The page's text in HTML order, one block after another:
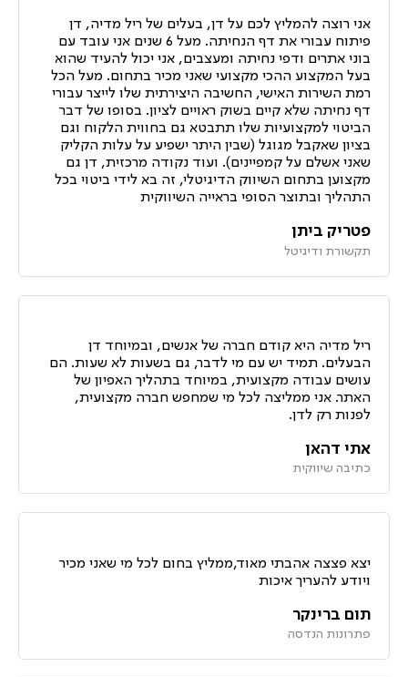
אני רוצה להמליץ לכם על דן, בעלים של ריל מדיה, דן
פיתוח עבורי את דף הנחיתה. מעל 6 שנים אני עובד עם
בוני אתרים ודפי נחיתה ומעצבים, אני יכול להעיד שהוא
בעל המקצוע ההכי מקצועי שאני מכיר בתחום. מעל הכל
רמת השירות האישי, החשיבה היצירתית שלו לייצר עבורי
דף נחיתה שלא קיים בשוק ראויים לציון. בסופו של דבר
הביטוי למקצועיות שלו תתבטא גם בחווית הלקוח וגם
בציון שאקבל מגוגל (שבין היתר ישפיע על עלות הקליק
שאני אשלם על קמפיינים). ועוד נקודה מרכזית, דן גם
מקצוען בתחום השיווק הדיגיטלי, זה בא לידי ביטוי בכל
התהליך ובתוצר הסופי בראייה השיווקית
פטריק ביתן
תקשורת ודיגיטל
ריל מדיה היא קודם חברה של אנשים, ובמיוחד דן
הבעלים. תמיד יש עם מי לדבר, גם בשעות לא שעות. הם
עושים עבודה מקצועית, במיוחד בתהליך האפיון של
האתר. אני ממליצה לכל מי שמחפש חברה מקצועית,
לפנות רק לדן.
אתי דהאן
כתיבה שיווקית
יצא פצצה אהבתי מאוד,ממליץ בחום לכל מי שאני מכיר
ויודע להעריך איכות
תום ברינקר
פתרונות הנדסה